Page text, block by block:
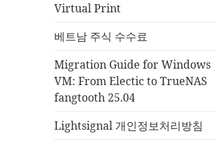
Virtual Print
베트남 주식 수수료
Migration Guide for Windows
VM: From Electic to TrueNAS
fangtooth 25.04
Lightsignal 개인정보처리방침